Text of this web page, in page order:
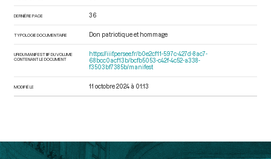
DERNIÈRE PAGE 36
TYPOLOGIE DOCUMENTAIRE Don patriotique et hommage
URI DU MANIFEST IIIF DU VOLUME
CONTENANT LE DOCUMENT
https://iiif.persee.fr/b0e2cf11-597c-427d-8ac7-
68bcc0acf13b/bcfb5053-c42f-4c52-a338-
f3503bf7385b/manifest
MODIFIÉ LE 11 octobre 2024 à 01:13